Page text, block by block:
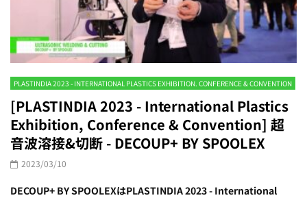
PLASTINDIA 2023 - INTERNATIONAL PLASTICS EXHIBITION. CONFERENCE & CONVENTION
[PLASTINDIA 2023 - International Plastics
Exhibition, Conference & Convention] 超
音波溶接&切断 - DECOUP+ BY SPOOLEX
2023/03/10
DECOUP+ BY SPOOLEXはPLASTINDIA 2023 - International